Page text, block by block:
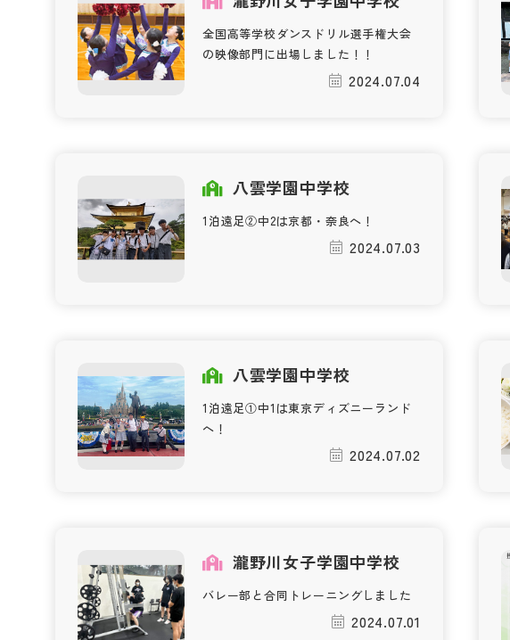
全国高等学校ダンスドリル選手権大会
の映像部門に出場しました！！
2024.07.04
八雲学園中学校
1泊遠足②中2は京都・奈良へ！
2024.07.03
八雲学園中学校
1泊遠足①中1は東京ディズニーランド
へ！
2024.07.02
瀧野川女子学園中学校
バレー部と合同トレーニングしました
2024.07.01